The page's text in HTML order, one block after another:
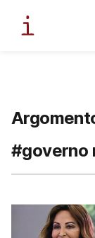
#governo